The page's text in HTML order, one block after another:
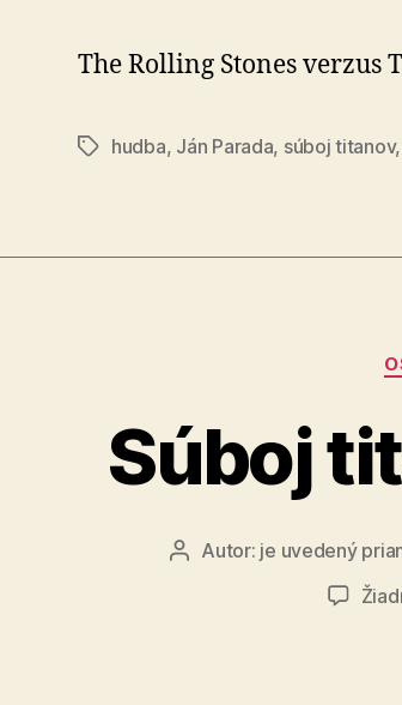
The Rolling Stones verzus
Značkyhudba, Ján Parada, súboj titanov,
Súboj
AutorAutor: je uvedený